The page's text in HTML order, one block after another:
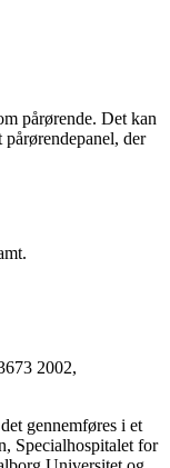
pårørende. Det kan
der
2002,
gennemføres i et
Specialhospitalet for